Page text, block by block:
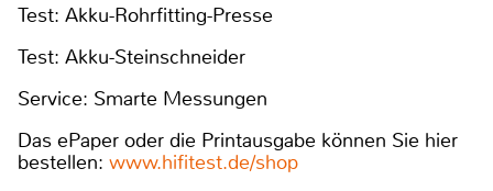
Test: Akku-Rohrfitting-Presse
Test: Akku-Steinschneider
Service: Smarte Messungen
Das ePaper oder die Printausgabe können Sie hier
bestellen: www.hifitest.de/shop